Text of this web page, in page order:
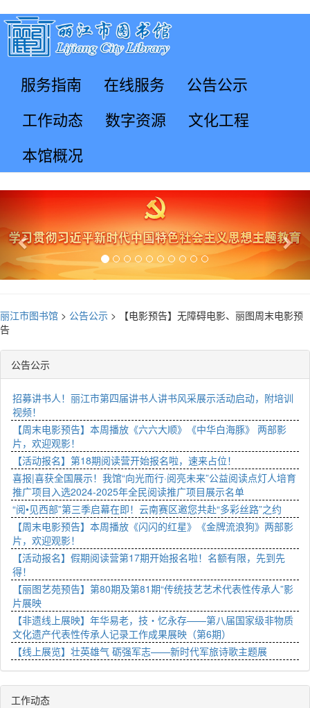
服务指南 在线服务
公告公示
工作动态
数字资源
文化工程
本馆概况
Previous
丽江市图书馆 > 公告公示 >
【电影预告】无障碍电影、丽图周末电影预
告
公告公示
招募讲书人！丽江市第四届讲书人讲书风采展示活动启动，附培训
视频！
【周末电影预告】本周播放《六六大顺》《中华白海豚》 两部影
片，欢迎观影！
【活动报名】第18期阅读营开始报名啦，速来占位！
喜报|喜获全国展示！我馆“向光而行·阅亮未来”公益阅读点灯人培育
推广项目入选2024-2025年全民阅读推广项目展示名单
“阅•见西部”第三季启幕在即！云南赛区邀您共赴“多彩丝路”之约
【周末电影预告】本周播放《闪闪的红星》《金牌流浪狗》两部影
片，欢迎观影！
【活动报名】假期阅读营第17期开始报名啦！名额有限，先到先
得！
【丽图艺苑预告】第80期及第81期“传统技艺艺术代表性传承人”影
片展映
【非遗线上展映】年华易老，技・忆永存——第八届国家级非物质
文化遗产代表性传承人记录工作成果展映（第6期）
【线上展览】壮英雄气 砺强军志——新时代军旅诗歌主题展
工作动态